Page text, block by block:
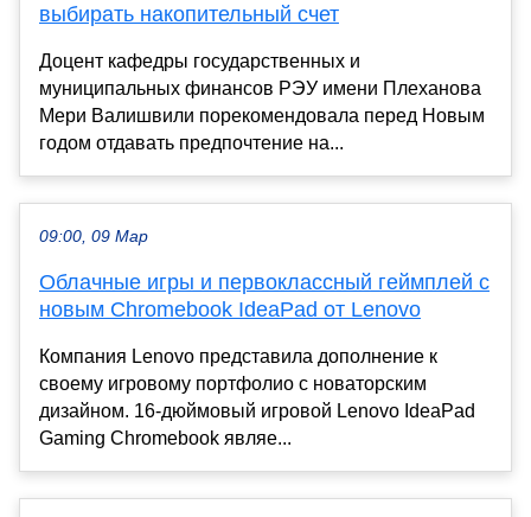
выбирать накопительный счет
Доцент кафедры государственных и
муниципальных финансов РЭУ имени Плеханова
Мери Валишвили порекомендовала перед Новым
годом отдавать предпочтение на...
09:00, 09 Мар
Облачные игры и первоклассный геймплей с
новым Chromebook IdeaPad от Lenovo
Компания Lenovo представила дополнение к
своему игровому портфолио с новаторским
дизайном. 16-дюймовый игровой Lenovo IdeaPad
Gaming Chromebook являе...